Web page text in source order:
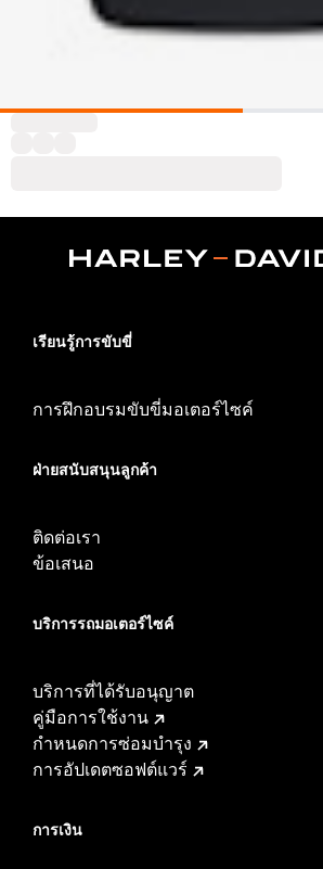
เรียนรู้การขับขี่
การฝึกอบรมขับขี่มอเตอร์ไซค์
ฝ่ายสนับสนุนลูกค้า
ติดต่อเรา
ข้อเสนอ
บริการรถมอเตอร์ไซค์​
บริการที่ได้รับอนุญาต
คู่มือการใช้งาน
กำหนดการซ่อมบำรุง
การอัปเดตซอฟต์แวร์
การเงิน